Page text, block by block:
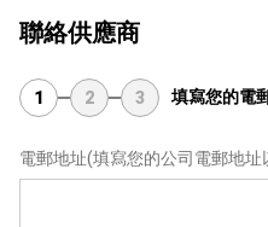
聯絡供應商
1 2 3 填寫您的電
電郵地址(填寫您的公司電郵地